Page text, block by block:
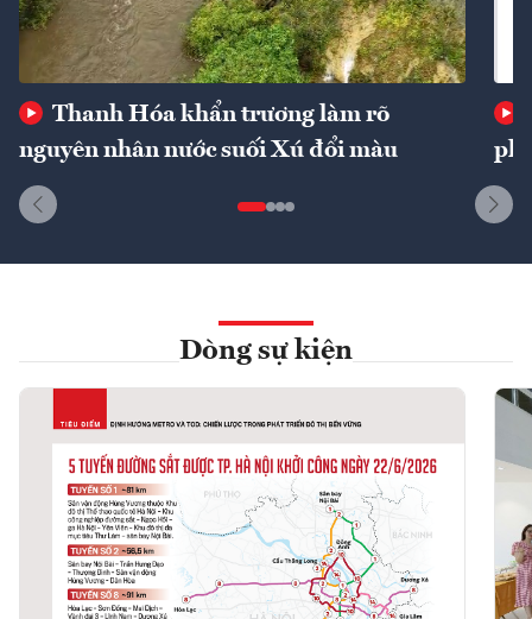
Thanh Hóa khẩn trương làm rõ
nguyên nhân nước suối Xú đổi màu
phí
Dòng sự kiện